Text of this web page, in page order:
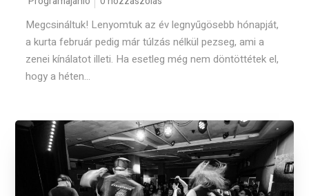
Megcsináltuk! Lenyomtuk az év legnyűgösebb hónapját,
a kurta február pedig már túlzás nélkül pezseg, ami a
zenei kínálatot illeti. Ha esetleg még nem döntöttétek el,
hogy a héten...